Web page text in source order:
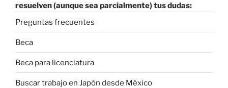
resuelven (aunque sea parcialmente) tus dudas:
Preguntas frecuentes
Beca
Beca para licenciatura
Buscar trabajo en Japón desde México